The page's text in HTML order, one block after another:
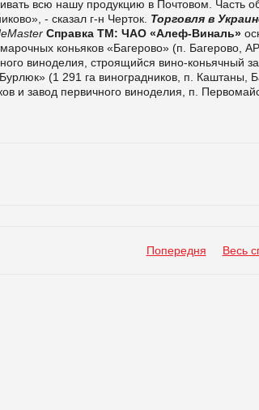
всю нашу продукцию в Почтовом. Часть
- сказал г-н Черток. Торговля в
Справка ТМ: ЧАО «Алеф-Виналь»
коньяков «Багерово» (п. Багерово,
виноделия, строящийся вино-коньячный
(1 291 га виноградников, п. Каштаны,
и завод первичного виноделия, п.
Попередня Весь